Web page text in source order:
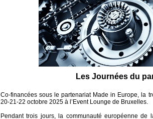
Les Journées du
Co-financées sous le partenariat Made in Europe, la
20-21-22 octobre 2025 à l’Event Lounge de Bruxelles.
Pendant trois jours, la communauté européenne de